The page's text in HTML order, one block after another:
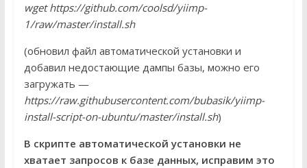
wget https://github.com/coolsd/yiimp-
1/raw/master/install.sh
(обновил файл автоматической установки и
добавил недостающие дампы базы, можно его
загружать —
https://raw.githubusercontent.com/bubasik/yiimp-
install-script-on-ubuntu/master/install.sh)
В скрипте автоматической установки не
хватает запросов к базе данных, исправим это